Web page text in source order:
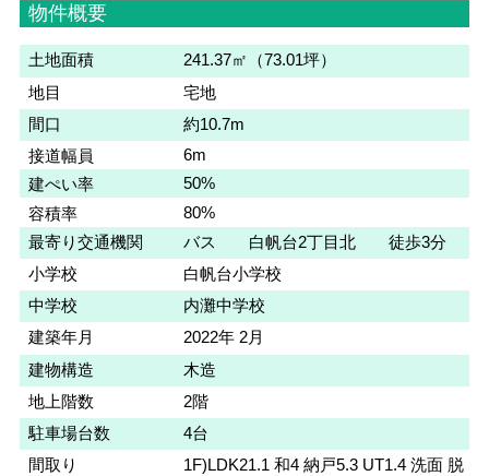
物件概要
土地面積
241.37㎡（73.01坪）
地目
宅地
間口
約10.7m
接道幅員
6m
建ぺい率
50%
容積率
80%
最寄り交通機関
バス 白帆台2丁目北 徒歩3分
小学校
白帆台小学校
中学校
内灘中学校
建築年月
2022年 2月
建物構造
木造
地上階数
2階
駐車場台数
4台
間取り
1F)LDK21.1 和4 納戸5.3 UT1.4 洗面 脱